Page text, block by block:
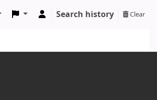
Search history Clear